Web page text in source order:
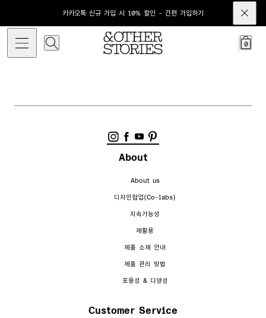
카카오톡 신규 가입 시 10% 할인 - 간편 가입하기
0
About
About us
디자인협업(Co-labs)
지속가능성
재활용
제품 소재 안내
제품 관리 방법
포용성 & 다양성
Customer Service